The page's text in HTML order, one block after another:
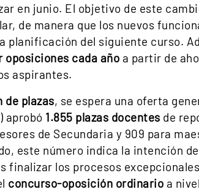
en junio. El objetivo de este
de manera que los nuevos
planificación del siguiente curso.
oposiciones cada año a partir de
aspirantes.
de plazas, se espera una oferta
aprobó 1.855 plazas docentes de
de Secundaria y 909 para
este número indica la intención
finalizar los procesos
concurso-oposición ordinario a